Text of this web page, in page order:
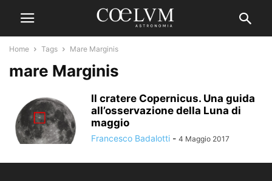
Home Tags Mare Marginis
mare Marginis
Il cratere Copernicus. Una guida
all’osservazione della Luna di
maggio
Francesco Badalotti - 4 Maggio 2017